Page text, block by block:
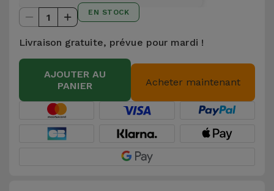
Autres
Marques
et
Bracelets
Chaînes
Téléphone
Gadgets
1 EN STOCK
Livraison gratuite, prévue pour mardi !
AJOUTER AU
PANIER
Acheter maintenant